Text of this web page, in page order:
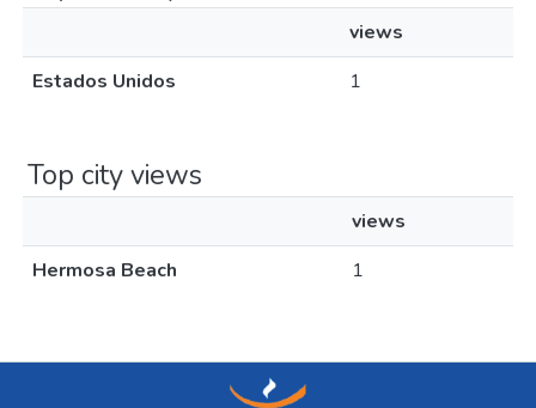
views
Estados Unidos
1
Top city views
views
Hermosa Beach
1